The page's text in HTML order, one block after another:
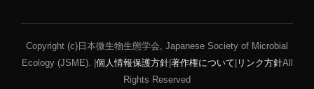
Copyright (c)日本微生物生態学会, Japanese Society of Microbial
Ecology (JSME). | 個人情報保護方針| 著作権について リンク方針All
Rights Reserved